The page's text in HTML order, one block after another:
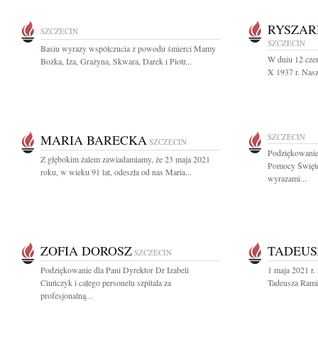
SZCZECIN
Basiu wyrazy współczucia z powodu śmierci Mamy
Bożka, Iza, Grażyna, Skwara, Darek i Piotr...
SZCZECIN
W dniu 12
X 1937 r.
MARIA BARECKA SZCZECIN
Z głębokim żalem zawiadamiamy, że 23 maja 2021
roku, w wieku 91 lat, odeszła od nas Maria...
SZCZECIN
Pomocy
wyrazami...
ZOFIA DOROSZ SZCZECIN
Podziękowanie dla Pani Dyrektor Dr Izabeli
Ciuńczyk i całego personelu szpitala za
profesjonalną...
1 maja 2021
Tadeusza